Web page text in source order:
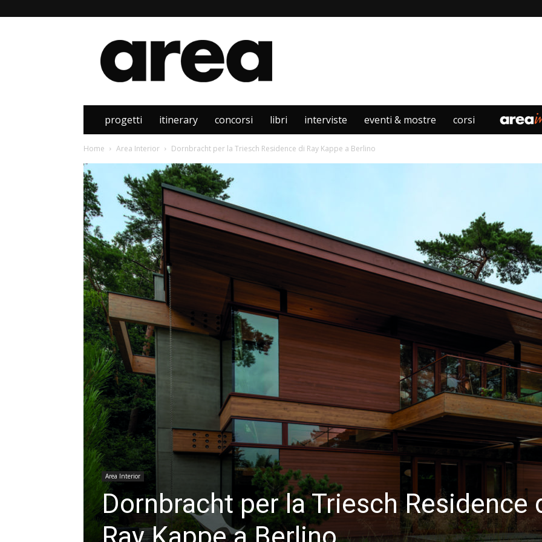
Area
progetti itinerary concorsi libri interviste eventi & mostre corsi
Home Area Interior Dornbracht per la Triesch Residence di Ray Kappe a Berlino
Area Interior
Dornbracht per la Triesch Residence